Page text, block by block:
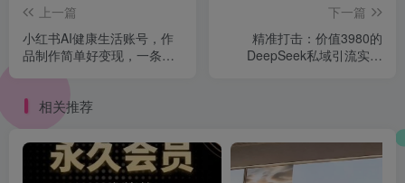
上一篇
小红书AI健康生活账号，作
品制作简单好变现，一条广
下一篇
精准打击：价值3980的
DeepSeek私域引流实操
相关推荐